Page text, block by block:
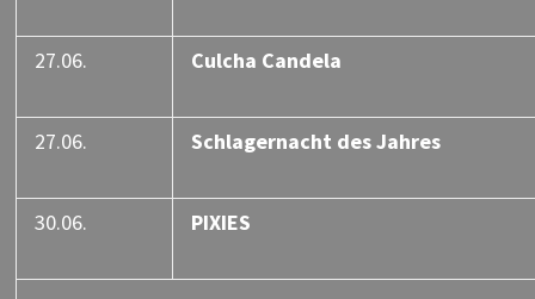
27.06. Culcha Candela
27.06. Schlagernacht des Jahres
30.06. PIXIES